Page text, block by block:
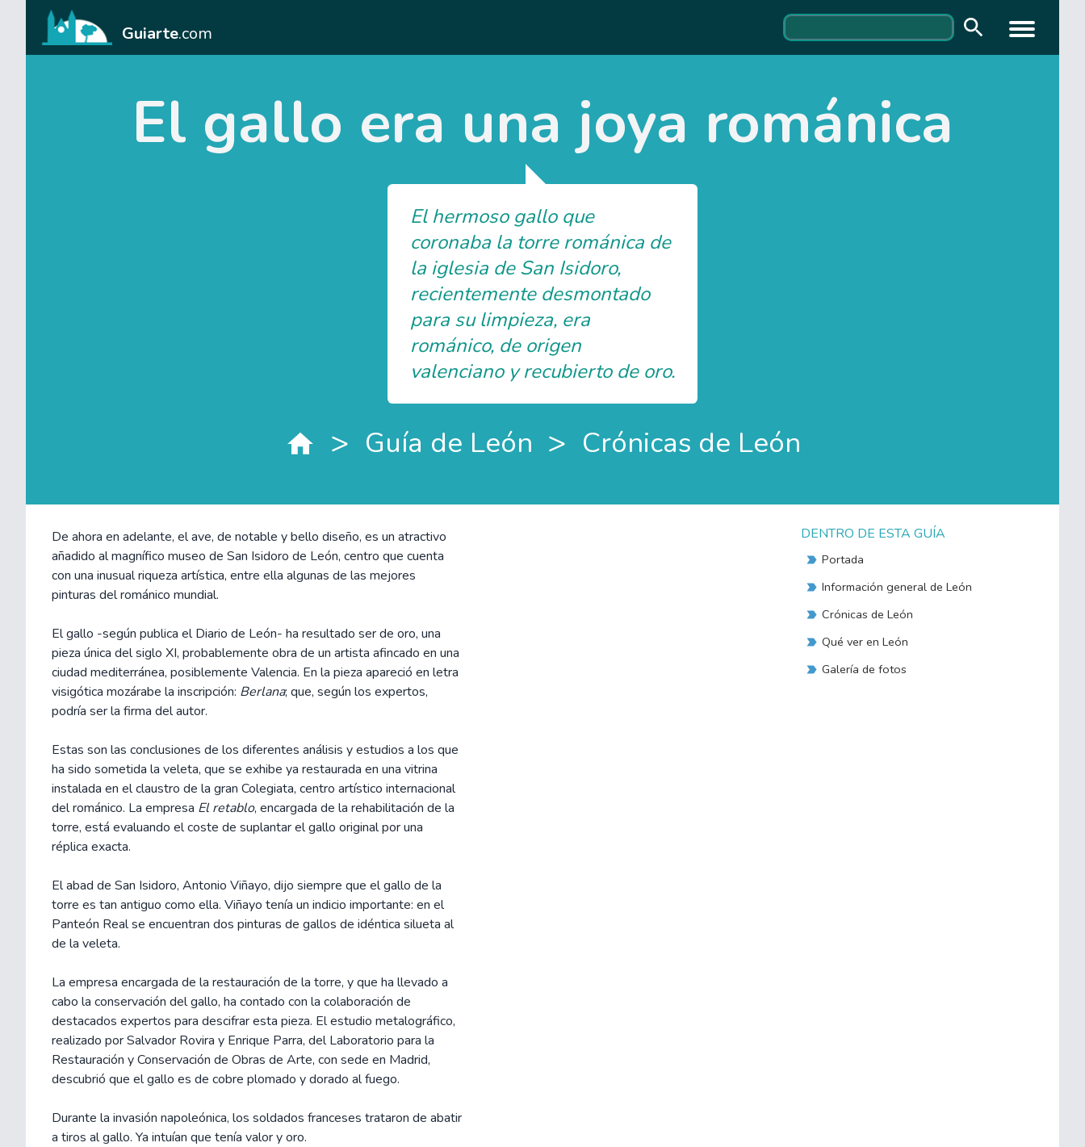
Guiarte.com
El gallo era una joya románica
El hermoso gallo que
coronaba la torre románica de
la iglesia de San Isidoro,
recientemente desmontado
para su limpieza, era
románico, de origen
valenciano y recubierto de oro.
> Guía de León > Crónicas de León
De ahora en adelante, el ave, de notable y bello diseño, es un atractivo
añadido al magnífico museo de San Isidoro de León, centro que cuenta
con una inusual riqueza artística, entre ella algunas de las mejores
pinturas del románico mundial.
El gallo -según publica el Diario de León- ha resultado ser de oro, una
pieza única del siglo XI, probablemente obra de un artista afincado en una
ciudad mediterránea, posiblemente Valencia. En la pieza apareció en letra
visigótica mozárabe la inscripción: Berlana; que, según los expertos,
podría ser la firma del autor.
Estas son las conclusiones de los diferentes análisis y estudios a los que
ha sido sometida la veleta, que se exhibe ya restaurada en una vitrina
instalada en el claustro de la gran Colegiata, centro artístico internacional
del románico. La empresa El retablo, encargada de la rehabilitación de la
torre, está evaluando el coste de suplantar el gallo original por una
réplica exacta.
El abad de San Isidoro, Antonio Viñayo, dijo siempre que el gallo de la
torre es tan antiguo como ella. Viñayo tenía un indicio importante: en el
Panteón Real se encuentran dos pinturas de gallos de idéntica silueta al
de la veleta.
La empresa encargada de la restauración de la torre, y que ha llevado a
cabo la conservación del gallo, ha contado con la colaboración de
destacados expertos para descifrar esta pieza. El estudio metalográfico,
realizado por Salvador Rovira y Enrique Parra, del Laboratorio para la
Restauración y Conservación de Obras de Arte, con sede en Madrid,
descubrió que el gallo es de cobre plomado y dorado al fuego.
Durante la invasión napoleónica, los soldados franceses trataron de abatir
a tiros al gallo. Ya intuían que tenía valor y oro.
DENTRO DE ESTA GUÍA
Portada
Información general de León
Crónicas de León
Qué ver en León
Galería de fotos